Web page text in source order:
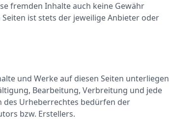
fremden Inhalte auch keine Gewähr
ist stets der jeweilige Anbieter oder
und Werke auf diesen Seiten unterliegen
Bearbeitung, Verbreitung und jede
Urheberrechtes bedürfen der
bzw. Erstellers.